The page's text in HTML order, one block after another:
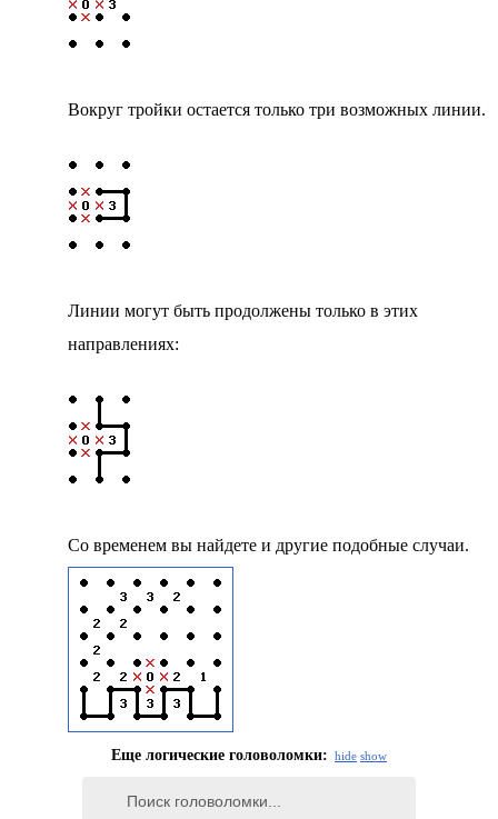
Вокруг тройки остается только три возможных линии.
Линии могут быть продолжены только в этих
направлениях:
Со временем вы найдете и другие подобные случаи.
Еще логические головоломки: hide show